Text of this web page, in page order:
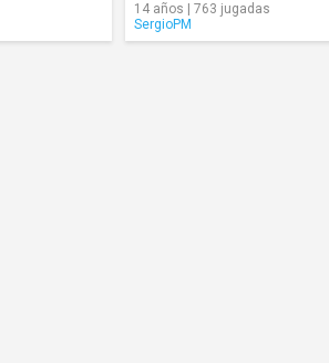
14 años | 763 jugadas
SergioPM